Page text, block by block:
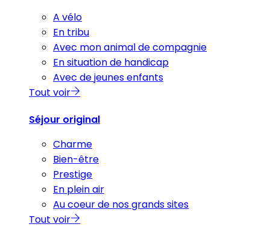
A vélo
En tribu
Avec mon animal de compagnie
En situation de handicap
Avec de jeunes enfants
Tout voir
Séjour original
Charme
Bien-être
Prestige
En plein air
Au coeur de nos grands sites
Tout voir